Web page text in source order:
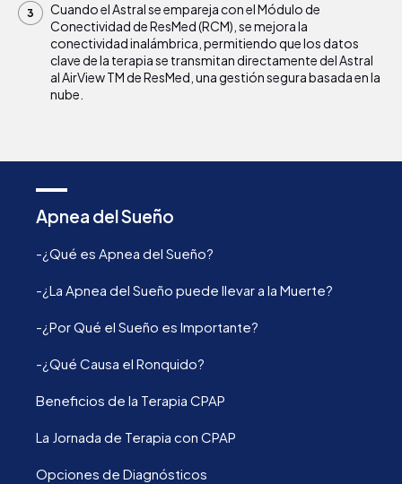
Cuando el Astral se empareja con el Módulo de
Conectividad de ResMed (RCM), se mejora la
conectividad inalámbrica, permitiendo que los datos
clave de la terapia se transmitan directamente del Astral
al AirView TM de ResMed, una gestión segura basada en la
nube.
Apnea del Sueño
-¿Qué es Apnea del Sueño?
-¿La Apnea del Sueño puede llevar a la Muerte?
-¿Por Qué el Sueño es Importante?
-¿Qué Causa el Ronquido?
Beneficios de la Terapia CPAP
La Jornada de Terapia con CPAP
Opciones de Diagnósticos